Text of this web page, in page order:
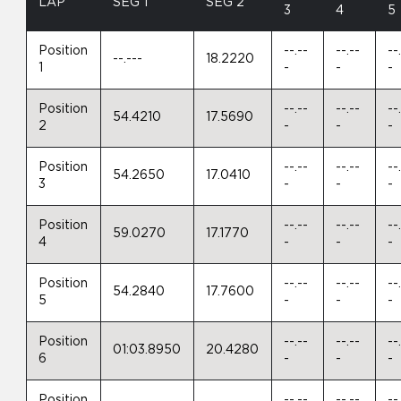
LAP SEG 1 SEG 2
3
4
5
Position
--.--- 18.2220
--.--
-
--.--
-
--
-
Position
2
54.4210 17.5690
--.--
-
--.--
-
--
-
Position
3
54.2650 17.0410
--.--
-
--.--
-
--
-
Position
4
59.0270 17.1770
--.--
-
--.--
-
--
-
Position
5
54.2840 17.7600
--.--
-
--.--
-
--
-
Position
6
01:03.8950 20.4280
--.--
-
--.--
-
--
-